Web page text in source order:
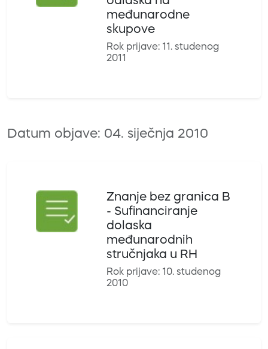
međunarodne
skupove
Rok prijave: 11. studenog
2011
Datum objave: 04. siječnja 2010
Znanje bez granica B
- Sufinanciranje
dolaska
međunarodnih
stručnjaka u RH
Rok prijave: 10. studenog
2010